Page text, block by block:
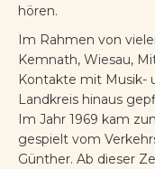
hören.
Im Rahmen von
Kemnath, Wiesau,
Kontakte mit Musik-
Landkreis hinaus
Im Jahr 1969 kam
gespielt vom
Günther. Ab dieser